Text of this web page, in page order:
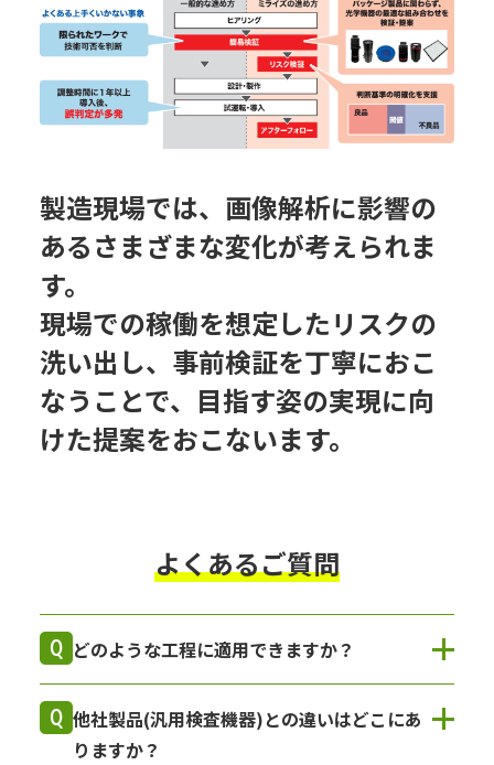
製造現場では、画像解析に影響の
あるさまざまな変化が考えられま
す。
現場での稼働を想定したリスクの
洗い出し、事前検証を丁寧におこ
なうことで、 目指す姿の実現に向
けた提案をおこないます。
よくあるご質問
どのような工程に適用できますか？
他社製品(汎用検査機器)との違いはどこにあ
りますか？